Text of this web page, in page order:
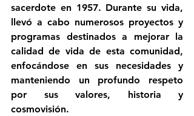
sacerdote en 1957. Durante su vida,
llevó a cabo numerosos proyectos y
programas destinados a mejorar la
calidad de vida de esta comunidad,
enfocándose en sus necesidades y
manteniendo un profundo respeto
por sus valores, historia y
cosmovisión.